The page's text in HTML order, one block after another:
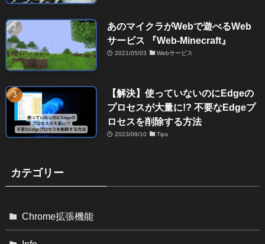
あのマイクラがWebで遊べるWeb
サービス 『Web-Minecraft』
2021/05/03 Webサービス
【解決】使っていないのにEdgeの
プロセスが大量に!? 不要なEdgeプ
ロセスを削除する方法
2023/09/10 Tips
カテゴリー
Chrome拡張機能